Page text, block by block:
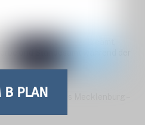
B PLAN
Einwohnermeldeamt,
StALU Mittleres Mecklenburg –